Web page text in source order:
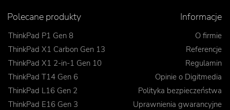
Polecane produkty
ThinkPad P1 Gen 8
ThinkPad X1 Carbon Gen 13
ThinkPad X1 2-in-1 Gen 10
ThinkPad T14 Gen 6
ThinkPad L16 Gen 2
ThinkPad E16 Gen 3
Informacje
O firmie
Referencje
Regulamin
Opinie o Digitmedia
Polityka bezpieczeństwa
Uprawnienia gwarancyjne